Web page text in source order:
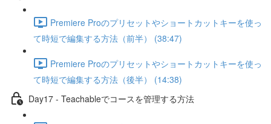
Premiere Proのプリセットやショートカットキーを使っ
て時短で編集する方法（前半） (38:47)
Premiere Proのプリセットやショートカットキーを使っ
て時短で編集する方法（後半） (14:38)
Day17 - Teachableでコースを管理する方法